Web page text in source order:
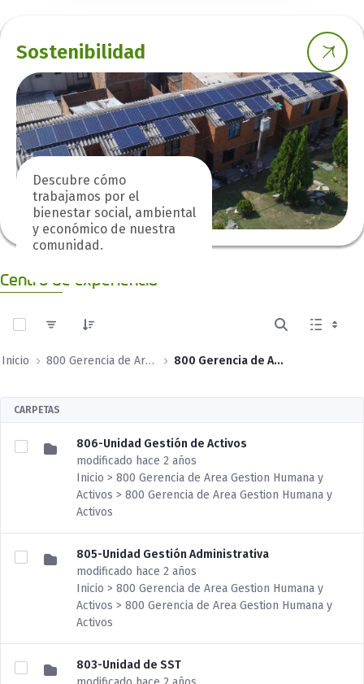
Sostenibilidad
Descubre cómo
trabajamos por el
bienestar social, ambiental
y económico de nuestra
comunidad.
Centro de experiencia
Inicio 800 Gerencia de Area Gestion Humana y Activos 800 Gerencia de Area Gestion Humana y Activos
CARPETAS
806-Unidad Gestión de Activos
modificado hace 2 años
Inicio > 800 Gerencia de Area Gestion Humana y
Activos > 800 Gerencia de Area Gestion Humana y
Activos
805-Unidad Gestión Administrativa
modificado hace 2 años
Inicio > 800 Gerencia de Area Gestion Humana y
Activos > 800 Gerencia de Area Gestion Humana y
Activos
803-Unidad de SST